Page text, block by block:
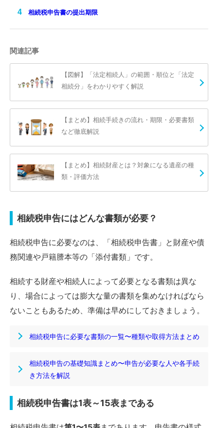
相続税申告書の提出期限
関連記事
【図解】「法定相続人」の範囲・順位と「法定
相続分」をわかりやすく解説
【まとめ】相続手続きの流れ・期限・必要書類
など徹底解説
【まとめ】相続財産とは？対象になる遺産の種
類・評価方法
相続税申告にはどんな書類が必要？
相続税申告に必要なのは、「相続税申告書」と財産や債
務関連や戸籍謄本等の「添付書類」です。
相続する財産や相続人によって必要となる書類は異な
り、場合によっては膨大な量の書類を集めなければなら
ないこともあるため、準備は早めにしておきましょう。
相続税申告に必要な書類の一覧〜種類や取得方法まとめ
相続税申告の基礎知識まとめ〜申告が必要な人や各手続
き方法を解説
相続税申告書は1表～15表まである